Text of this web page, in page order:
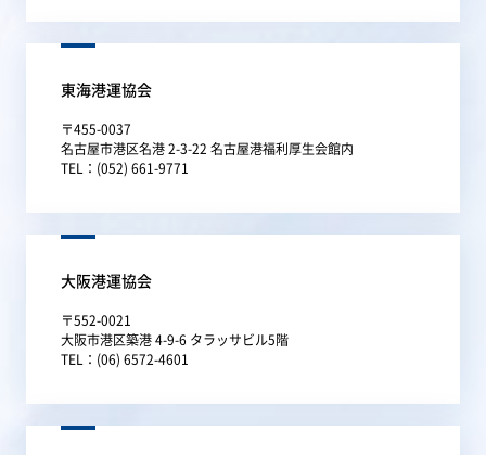
東海港運協会
〒455-0037
名古屋市港区名港 2-3-22 名古屋港福利厚生会館内
TEL：(052) 661-9771
大阪港運協会
〒552-0021
大阪市港区築港 4-9-6 タラッサビル5階
TEL：(06) 6572-4601